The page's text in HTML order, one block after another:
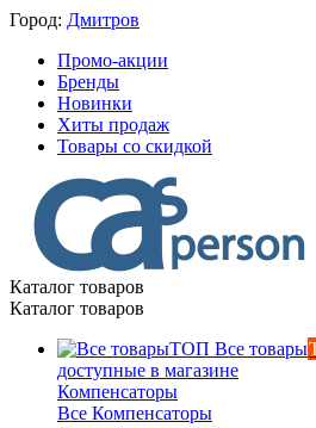
Город: Дмитров
Промо-акции
Бренды
Новинки
Хиты продаж
Товары со скидкой
Каталог товаров
Каталог товаров
Все товары
доступные в магазине
Компенсаторы
Все Компенсаторы